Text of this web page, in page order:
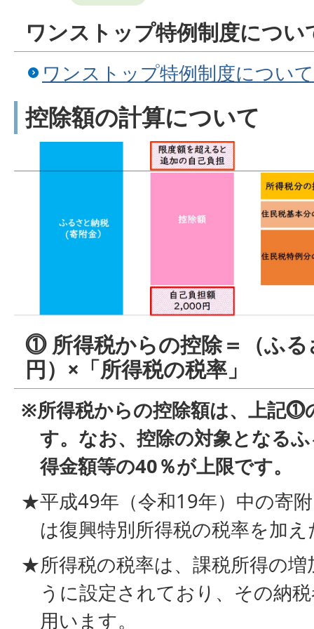
ワンストップ特例制度につ
ワンストップ特例制度について
控除額の計算について
⓵ 所得税からの控除＝（ふ
円）×「所得税の税率」
※所得税からの控除額は、上記⓵
す。なお、控除の対象となる
得金額等の40％が上限です。
★平成49年（令和19年）中の寄
は復興特別所得税の税率を加
★所得税の税率は、課税所得の
うに設定されており、その納
用います。